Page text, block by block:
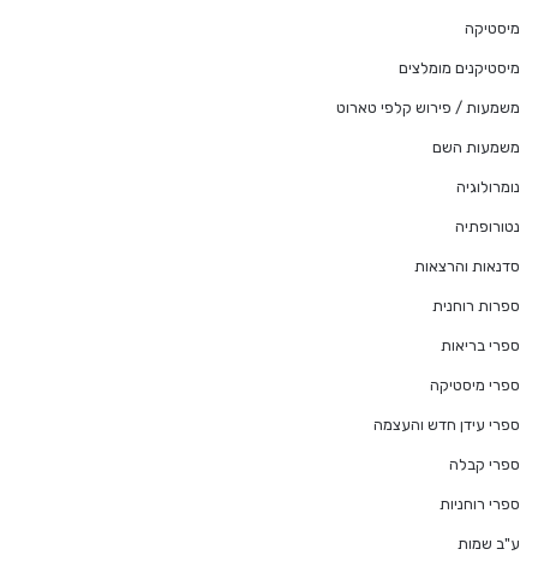
מיסטיקה
מיסטיקנים מומלצים
משמעות / פירוש קלפי טארוט
משמעות השם
נומרולוגיה
נטורופתיה
סדנאות והרצאות
ספרות רוחנית
ספרי בריאות
ספרי מיסטיקה
ספרי עידן חדש והעצמה
ספרי קבלה
ספרי רוחניות
ע"ב שמות